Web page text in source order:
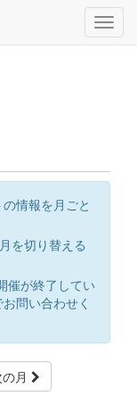
情報を月ごと
を切り替える
催が終了してい
問い合わせく
月